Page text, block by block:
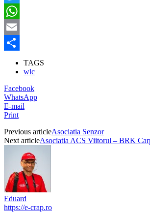
Twitter
WhatsApp
Email
Partajează
TAGS
wlc
Facebook
WhatsApp
E-mail
Print
Previous articleAsociatia Senzor
Next articleAsociatia ACS Viitorul – BRK
Eduard
https://e-crap.ro